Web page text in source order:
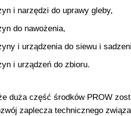
i narzędzi do uprawy gleby,
do nawożenia,
i urządzenia do siewu i
i urządzeń do zbioru.
duża część środków PROW
zaplecza technicznego